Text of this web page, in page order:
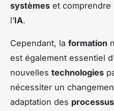
systèmes et comprendre
l’IA.
Cependant, la formation
est également essentiel
nouvelles technologies
nécessiter un
adaptation des processus